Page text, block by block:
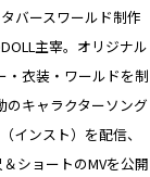
バースワールド制作
主宰。オリジナル
・衣装・ワールドを制
のキャラクターソング
インスト）を配信、
ショートのMVを公開